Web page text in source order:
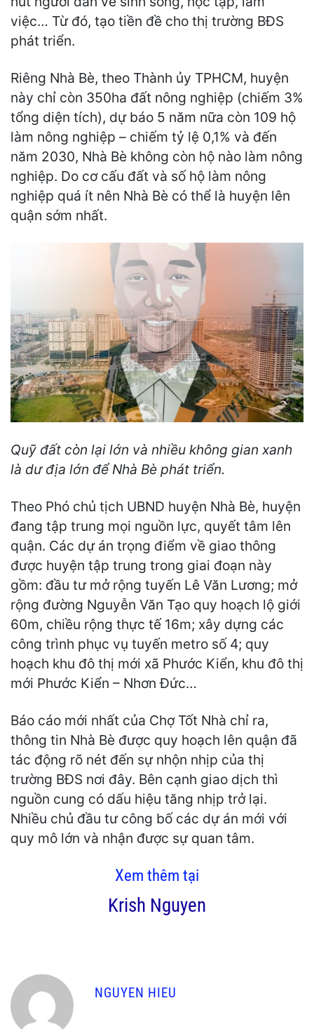
việc… Từ đó, tạo tiền đề cho thị trường BĐS
phát triển.
Riêng Nhà Bè, theo Thành ủy TPHCM, huyện
này chỉ còn 350ha đất nông nghiệp (chiếm 3%
tổng diện tích), dự báo 5 năm nữa còn 109 hộ
làm nông nghiệp – chiếm tỷ lệ 0,1% và đến
năm 2030, Nhà Bè không còn hộ nào làm nông
nghiệp. Do cơ cấu đất và số hộ làm nông
nghiệp quá ít nên Nhà Bè có thể là huyện lên
quận sớm nhất.
Quỹ đất còn lại lớn và nhiều không gian xanh
là dư địa lớn để Nhà Bè phát triển.
Theo Phó chủ tịch UBND huyện Nhà Bè, huyện
đang tập trung mọi nguồn lực, quyết tâm lên
quận. Các dự án trọng điểm về giao thông
được huyện tập trung trong giai đoạn này
gồm: đầu tư mở rộng tuyến Lê Văn Lương; mở
rộng đường Nguyễn Văn Tạo quy hoạch lộ giới
60m, chiều rộng thực tế 16m; xây dựng các
công trình phục vụ tuyến metro số 4; quy
hoạch khu đô thị mới xã Phước Kiển, khu đô thị
mới Phước Kiển – Nhơn Đức…
Báo cáo mới nhất của Chợ Tốt Nhà chỉ ra,
thông tin Nhà Bè được quy hoạch lên quận đã
tác động rõ nét đến sự nhộn nhịp của thị
trường BĐS nơi đây. Bên cạnh giao dịch thì
nguồn cung có dấu hiệu tăng nhịp trở lại.
Nhiều chủ đầu tư công bố các dự án mới với
quy mô lớn và nhận được sự quan tâm.
Xem thêm tại
Krish Nguyen
NGUYEN HIEU